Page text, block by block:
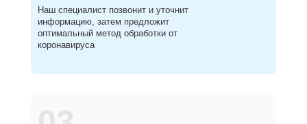
Наш специалист позвонит и уточнит
информацию, затем предложит
оптимальный метод обработки от
коронавируса